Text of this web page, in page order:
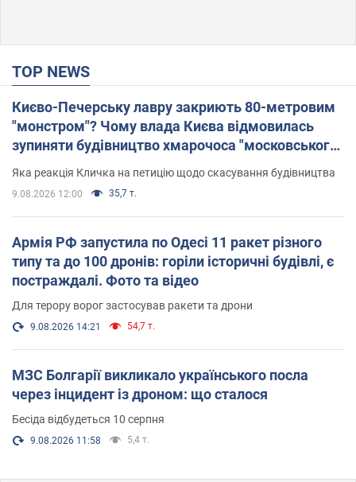
TOP NEWS
Києво-Печерську лавру закриють 80-метровим
"монстром"? Чому влада Києва відмовилась
зупиняти будівництво хмарочоса "московського
вірянина"
Яка реакція Кличка на петицію щодо скасування будівництва
9.08.2026 12:00 35,7 т.
Армія РФ запустила по Одесі 11 ракет різного
типу та до 100 дронів: горіли історичні будівлі, є
постраждалі. Фото та відео
Для терору ворог застосував ракети та дрони
9.08.2026 14:21 54,7 т.
МЗС Болгарії викликало українського посла
через інцидент із дроном: що сталося
Бесіда відбудеться 10 серпня
9.08.2026 11:58 5,4 т.